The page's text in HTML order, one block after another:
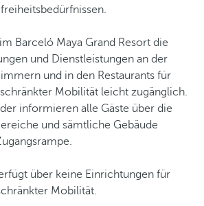
Barceló Maya Grand Resort die
und Dienstleistungen an der
und in den Restaurants für
Mobilität leicht zugänglich.
informieren alle Gäste über die
und sämtliche Gebäude
über keine Einrichtungen für
Mobilität.